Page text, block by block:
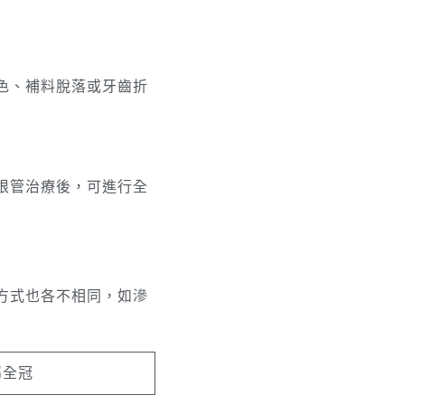
、補料脫落或牙齒折
管治療後，可進行全
式也各不相同，如滲
冠